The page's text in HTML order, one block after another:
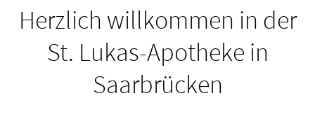
Herzlich willkommen in der
St. Lukas-Apotheke in
Saarbrücken